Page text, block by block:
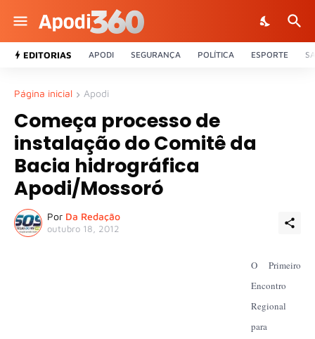
EDITORIAS APODI SEGURANÇA POLÍTICA ESPORTE
Página inicial Apodi
Começa processo de
instalação do Comitê da
Bacia hidrográfica
Apodi/Mossoró
Por Da Redação
outubro 18, 2012
O Primeiro
Encontro
Regional
para